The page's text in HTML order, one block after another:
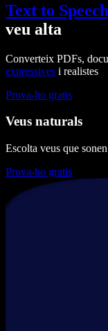
Text to Speech
veu alta
Converteix PDFs,
expressives i realistes
Prova-ho gratis
Veus naturals
Escolta veus que
Prova-ho gratis